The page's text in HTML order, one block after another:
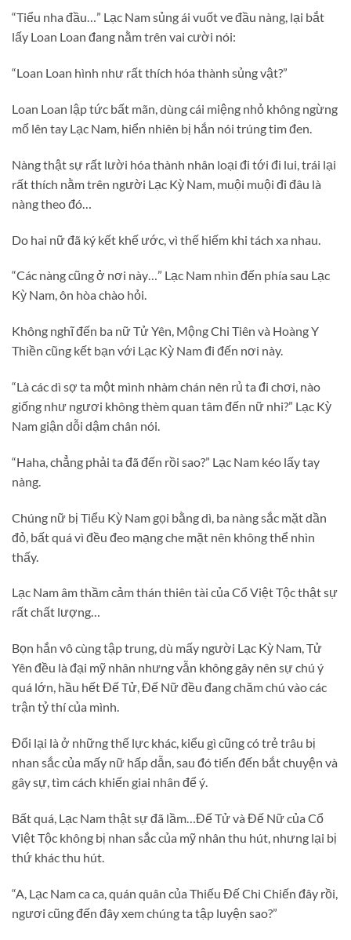
“Tiểu nha đầu…” Lạc Nam sủng ái vuốt ve đầu nàng, lại bắt
lấy Loan Loan đang nằm trên vai cười nói:
“Loan Loan hình như rất thích hóa thành sủng vật?”
Loan Loan lập tức bất mãn, dùng cái miệng nhỏ không ngừng
mổ lên tay Lạc Nam, hiển nhiên bị hắn nói trúng tim đen.
Nàng thật sự rất lười hóa thành nhân loại đi tới đi lui, trái lại
rất thích nằm trên người Lạc Kỳ Nam, muội muội đi đâu là
nàng theo đó…
Do hai nữ đã ký kết khế ước, vì thế hiếm khi tách xa nhau.
“Các nàng cũng ở nơi này…” Lạc Nam nhìn đến phía sau Lạc
Kỳ Nam, ôn hòa chào hỏi.
Không nghĩ đến ba nữ Tử Yên, Mộng Chi Tiên và Hoàng Y
Thiền cũng kết bạn với Lạc Kỳ Nam đi đến nơi này.
“Là các dì sợ ta một mình nhàm chán nên rủ ta đi chơi, nào
giống như ngươi không thèm quan tâm đến nữ nhi?” Lạc Kỳ
Nam giận dỗi dậm chân nói.
“Haha, chẳng phải ta đã đến rồi sao?” Lạc Nam kéo lấy tay
nàng.
Chúng nữ bị Tiểu Kỳ Nam gọi bằng dì, ba nàng sắc mặt dần
đỏ, bất quá vì đều đeo mạng che mặt nên không thể nhìn
thấy.
Lạc Nam âm thầm cảm thán thiên tài của Cổ Việt Tộc thật sự
rất chất lượng…
Bọn hắn vô cùng tập trung, dù mấy người Lạc Kỳ Nam, Tử
Yên đều là đại mỹ nhân nhưng vẫn không gây nên sự chú ý
quá lớn, hầu hết Đế Tử, Đế Nữ đều đang chăm chú vào các
trận tỷ thí của mình.
Đổi lại là ở những thế lực khác, kiểu gì cũng có trẻ trâu bị
nhan sắc của mấy nữ hấp dẫn, sau đó tiến đến bắt chuyện và
gây sự, tìm cách khiến giai nhân để ý.
Bất quá, Lạc Nam thật sự đã lầm…Đế Tử và Đế Nữ của Cổ
Việt Tộc không bị nhan sắc của mỹ nhân thu hút, nhưng lại bị
thứ khác thu hút.
“A, Lạc Nam ca ca, quán quân của Thiếu Đế Chi Chiến đây rồi,
ngươi cũng đến đây xem chúng ta tập luyện sao?”